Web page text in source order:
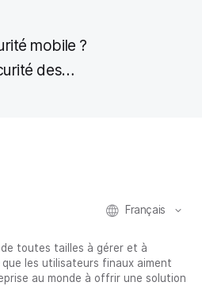
mobile ?
des
Français
toutes tailles à gérer et à
que les utilisateurs finaux aiment
au monde à offrir une solution